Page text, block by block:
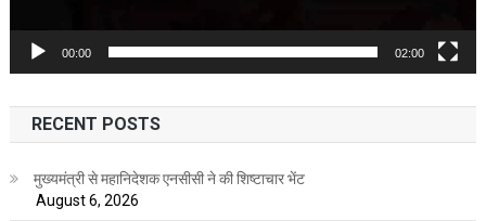
00:00 02:00
RECENT POSTS
मुख्यमंत्री से महानिदेशक एनसीसी ने की शिष्टाचार भेंट
August 6, 2026